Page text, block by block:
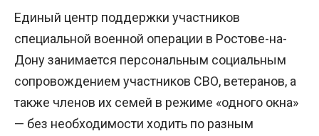
Единый центр поддержки участников
специальной военной операции в Ростове-на-
Дону занимается персональным социальным
сопровождением участников СВО, ветеранов, а
также членов их семей в режиме «одного окна»
— без необходимости ходить по разным